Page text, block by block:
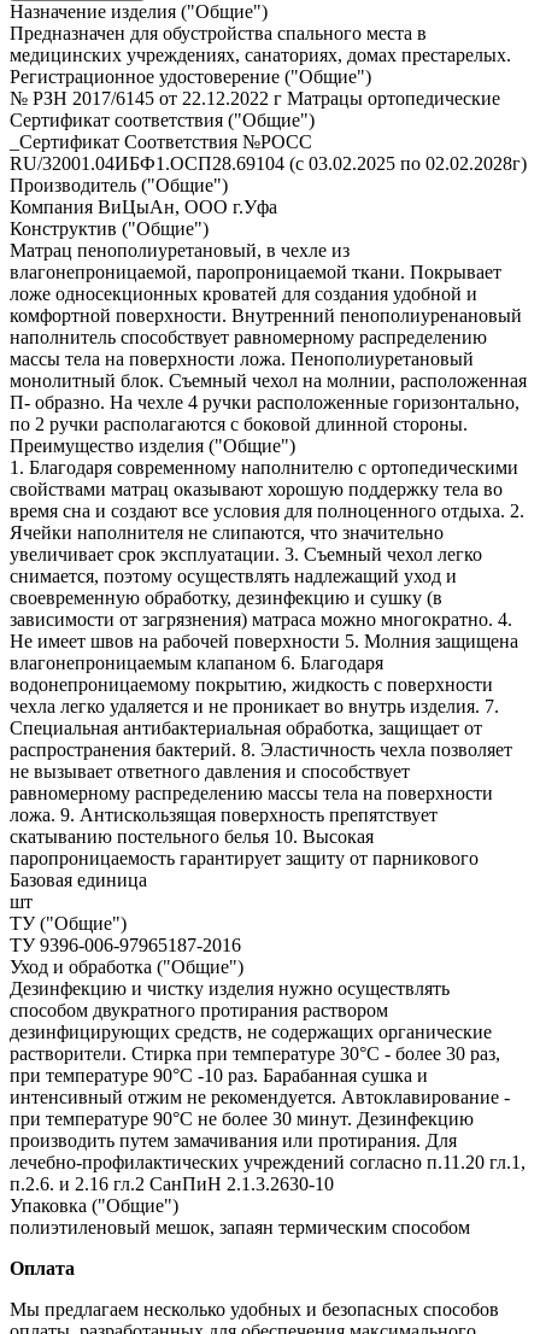
Назначение изделия ("Общие")
Предназначен для обустройства спального места в
медицинских учреждениях, санаториях, домах престарелых.
Регистрационное удостоверение ("Общие")
№ РЗН 2017/6145 от 22.12.2022 г Матрацы ортопедические
Сертификат соответствия ("Общие")
_Сертификат Соответствия №РОСС
RU/32001.04ИБФ1.ОСП28.69104 (с 03.02.2025 по 02.02.2028г)
Производитель ("Общие")
Компания ВиЦыАн, ООО г.Уфа
Конструктив ("Общие")
Матрац пенополиуретановый, в чехле из
влагонепроницаемой, паропроницаемой ткани. Покрывает
ложе односекционных кроватей для создания удобной и
комфортной поверхности. Внутренний пенополиуренановый
наполнитель способствует равномерному распределению
массы тела на поверхности ложа. Пенополиуретановый
монолитный блок. Съемный чехол на молнии, расположенная
П- образно. На чехле 4 ручки расположенные горизонтально,
по 2 ручки располагаются с боковой длинной стороны.
Преимущество изделия ("Общие")
1. Благодаря современному наполнителю с ортопедическими
свойствами матрац оказывают хорошую поддержку тела во
время сна и создают все условия для полноценного отдыха. 2.
Ячейки наполнителя не слипаются, что значительно
увеличивает срок эксплуатации. 3. Съемный чехол легко
снимается, поэтому осуществлять надлежащий уход и
своевременную обработку, дезинфекцию и сушку (в
зависимости от загрязнения) матраса можно многократно. 4.
Не имеет швов на рабочей поверхности 5. Молния защищена
влагонепроницаемым клапаном 6. Благодаря
водонепроницаемому покрытию, жидкость с поверхности
чехла легко удаляется и не проникает во внутрь изделия. 7.
Специальная антибактериальная обработка, защищает от
распространения бактерий. 8. Эластичность чехла позволяет
не вызывает ответного давления и способствует
равномерному распределению массы тела на поверхности
ложа. 9. Антискользящая поверхность препятствует
скатыванию постельного белья 10. Высокая
паропроницаемость гарантирует защиту от парникового
Базовая единица
шт
ТУ ("Общие")
ТУ 9396-006-97965187-2016
Уход и обработка ("Общие")
Дезинфекцию и чистку изделия нужно осуществлять
способом двукратного протирания раствором
дезинфицирующих средств, не содержащих органические
растворители. Стирка при температуре 30°С - более 30 раз,
при температуре 90°С -10 раз. Барабанная сушка и
интенсивный отжим не рекомендуется. Автоклавирование -
при температуре 90°С не более 30 минут. Дезинфекцию
производить путем замачивания или протирания. Для
лечебно-профилактических учреждений согласно п.11.20 гл.1,
п.2.6. и 2.16 гл.2 СанПиН 2.1.3.2630-10
Упаковка ("Общие")
полиэтиленовый мешок, запаян термическим способом
Оплата
Мы предлагаем несколько удобных и безопасных способов